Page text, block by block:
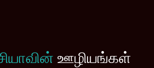
ஊழியங்கள்